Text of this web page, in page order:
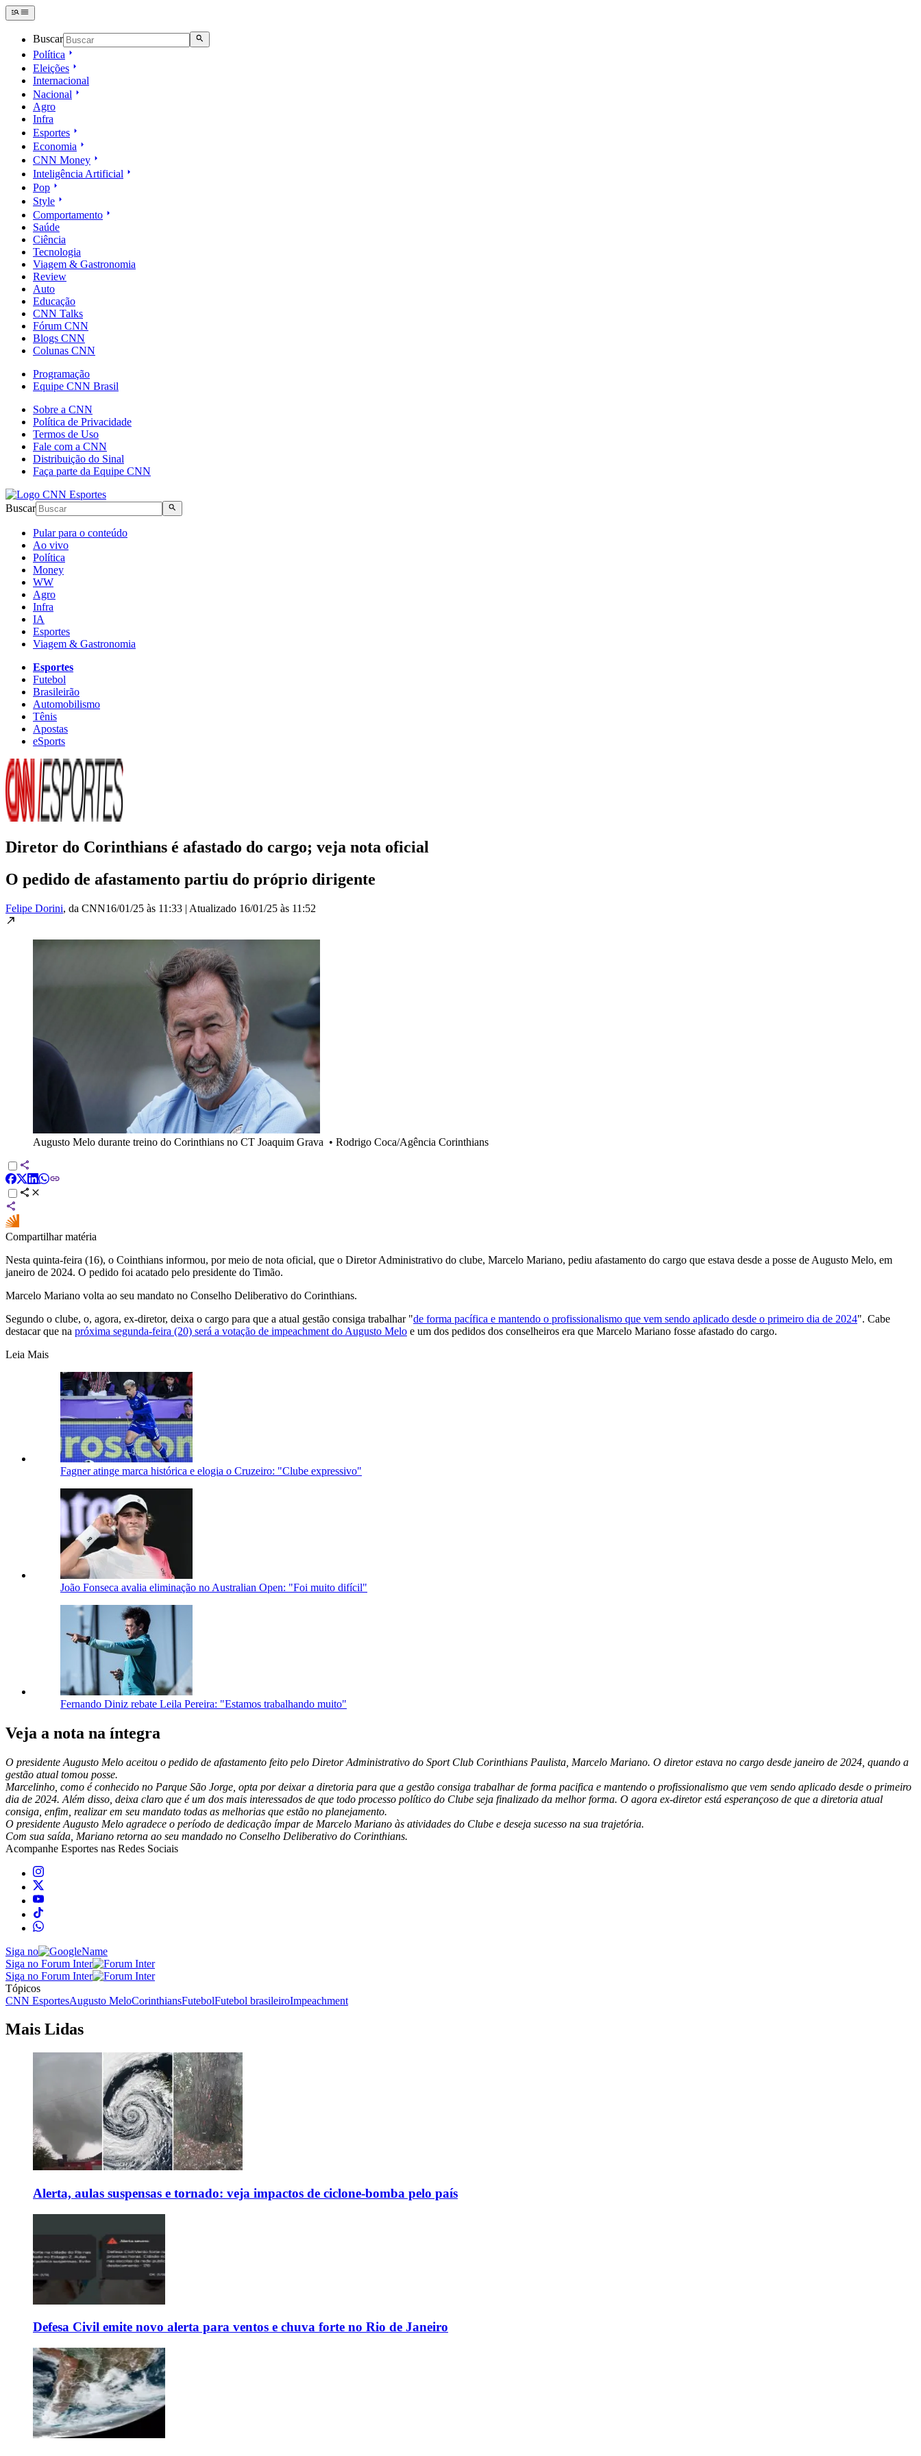
Buscar
Política
Eleições
Internacional
Nacional
Agro
Infra
Esportes
Economia
CNN Money
Inteligência Artificial
Pop
Style
Comportamento
Saúde
Ciência
Tecnologia
Viagem & Gastronomia
Review
Auto
Educação
CNN Talks
Fórum CNN
Blogs CNN
Colunas CNN
Programação
Equipe CNN Brasil
Sobre a CNN
Política de Privacidade
Termos de Uso
Fale com a CNN
Distribuição do Sinal
Faça parte da Equipe CNN
Buscar
Pular para o conteúdo
Ao vivo
Política
Money
WW
Agro
Infra
IA
Esportes
Viagem & Gastronomia
Esportes
Futebol
Brasileirão
Automobilismo
Tênis
Apostas
eSports
Diretor do Corinthians é afastado do cargo; veja nota oficial
O pedido de afastamento partiu do próprio dirigente
Felipe Dorini, da CNN16/01/25 às 11:33 | Atualizado 16/01/25 às 11:52
Augusto Melo durante treino do Corinthians no CT Joaquim Grava • Rodrigo Coca/Agência Corinthians
Compartilhar matéria
Nesta quinta-feira (16), o Cointhians informou, por meio de nota oficial, que o Diretor Administrativo do clube, Marcelo Mariano, pediu afastamento do cargo que estava desde a posse de Augusto Melo, em
janeiro de 2024. O pedido foi acatado pelo presidente do Timão.
Marcelo Mariano volta ao seu mandato no Conselho Deliberativo do Corinthians.
Segundo o clube, o, agora, ex-diretor, deixa o cargo para que a atual gestão consiga trabalhar "de forma pacífica e mantendo o profissionalismo que vem sendo aplicado desde o primeiro dia de 2024". Cabe
destacar que na próxima segunda-feira (20) será a votação de impeachment do Augusto Melo e um dos pedidos dos conselheiros era que Marcelo Mariano fosse afastado do cargo.
Leia Mais
Fagner atinge marca histórica e elogia o Cruzeiro: "Clube expressivo"
João Fonseca avalia eliminação no Australian Open: "Foi muito difícil"
Fernando Diniz rebate Leila Pereira: "Estamos trabalhando muito"
Veja a nota na íntegra
O presidente Augusto Melo aceitou o pedido de afastamento feito pelo Diretor Administrativo do Sport Club Corinthians Paulista, Marcelo Mariano. O diretor estava no cargo desde janeiro de 2024, quando a
gestão atual tomou posse.
Marcelinho, como é conhecido no Parque São Jorge, opta por deixar a diretoria para que a gestão consiga trabalhar de forma pacifica e mantendo o profissionalismo que vem sendo aplicado desde o primeiro
dia de 2024. Além disso, deixa claro que é um dos mais interessados de que todo processo político do Clube seja finalizado da melhor forma. O agora ex-diretor está esperançoso de que a diretoria atual
consiga, enfim, realizar em seu mandato todas as melhorias que estão no planejamento.
O presidente Augusto Melo agradece o período de dedicação ímpar de Marcelo Mariano às atividades do Clube e deseja sucesso na sua trajetória.
Com sua saída, Mariano retorna ao seu mandado no Conselho Deliberativo do Corinthians.
Acompanhe Esportes nas Redes Sociais
Siga no
Siga no Forum Inter
Siga no Forum Inter
Tópicos
CNN EsportesAugusto MeloCorinthiansFutebolFutebol brasileiroImpeachment
Mais Lidas
Alerta, aulas suspensas e tornado: veja impactos de ciclone-bomba pelo país
Defesa Civil emite novo alerta para ventos e chuva forte no Rio de Janeiro